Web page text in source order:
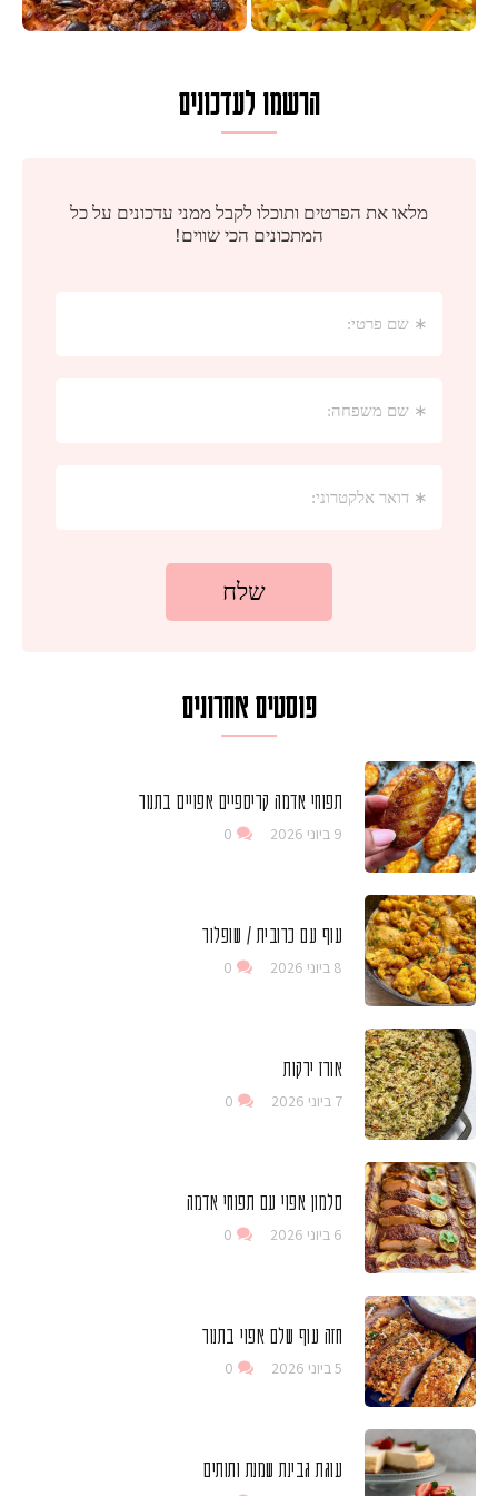
הרשמו לעדכונים
פוסטים אחרונים
תפוחי אדמה קריספיים אפויים בתנור
9 ביוני 2026 0
עוף עם כרובית / שופלור
8 ביוני 2026 0
אורז ירקות
7 ביוני 2026 0
סלמון אפוי עם תפוחי אדמה
6 ביוני 2026 0
חזה עוף שלם אפוי בתנור
5 ביוני 2026 0
עוגת גבינת שמנת ותותים